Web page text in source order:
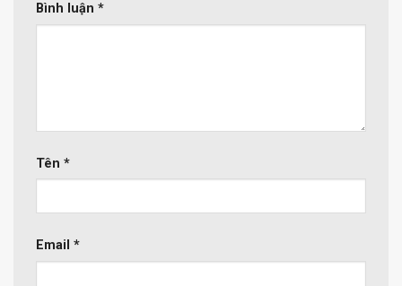
Bình luận *
Tên *
Email *